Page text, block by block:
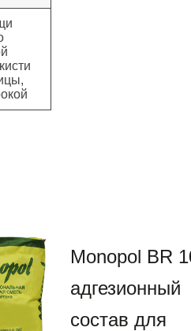
Monopol BR
адгезионный
состав для